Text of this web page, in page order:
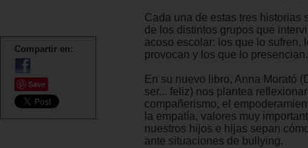
Compartir en:
Save
Cada una de estas tres historias
de los distintos grupos que
acoso escolar: los que lo sufren,
provocan y los que lo presencian.
En su nuevo libro, Anna Morató
ser... feliz) nos plantea
compañerismo, el
la empatía, valores muy
nuestros hijos e hijas sepan
ante situaciones de bullying.